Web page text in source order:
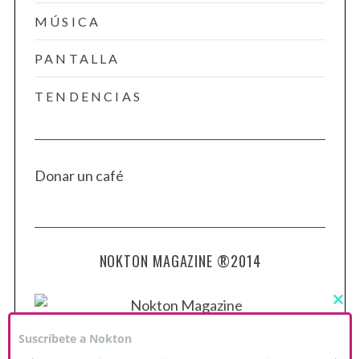
MÚSICA
PANTALLA
TENDENCIAS
Donar un café
NOKTON MAGAZINE ®2014
Suscríbete a Nokton